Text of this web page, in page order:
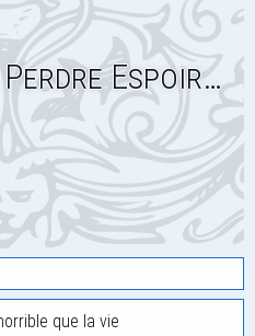
Espoir…
que la vie